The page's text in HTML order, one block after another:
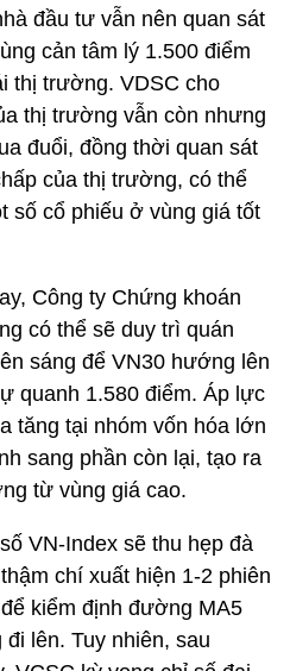
đầu tư vẫn nên quan sát
cản tâm lý 1.500 điểm
thị trường. VDSC cho
thị trường vẫn còn nhưng
đuổi, đồng thời quan sát
của thị trường, có thể
số cổ phiếu ở vùng giá tốt
Công ty Chứng khoán
có thể sẽ duy trì quán
sáng để VN30 hướng lên
quanh 1.580 điểm. Áp lực
tăng tại nhóm vốn hóa lớn
sang phần còn lại, tạo ra
từ vùng giá cao.
VN-Index sẽ thu hẹp đà
chí xuất hiện 1-2 phiên
kiểm định đường MA5
lên. Tuy nhiên, sau